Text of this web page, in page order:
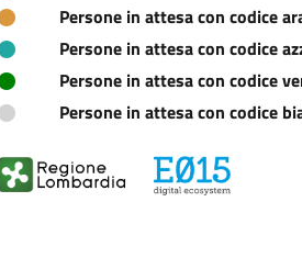
Persone in attesa con codice
Persone in attesa con codice
Persone in attesa con codice
Persone in attesa con codice